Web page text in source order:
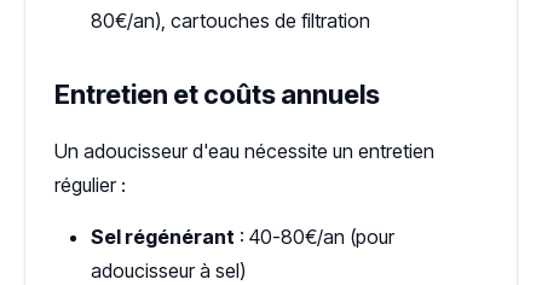
80€/an), cartouches de filtration
Entretien et coûts annuels
Un adoucisseur d'eau nécessite un entretien
régulier :
Sel régénérant : 40-80€/an (pour
adoucisseur à sel)